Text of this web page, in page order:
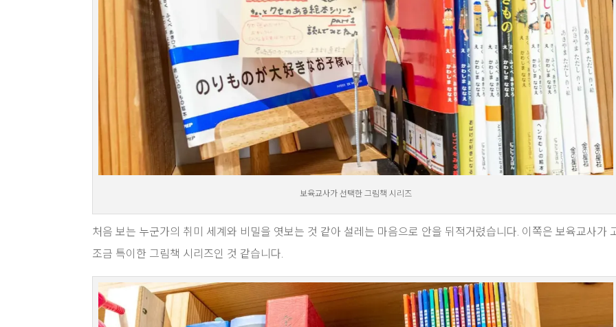
보육교사가 선택한 그림책 시리즈
처음 보는 누군가의 취미 세계와 비밀을 엿보는 것 같아 설레는 마음으로 안을 뒤적거렸습니다. 이쪽은 보육교사가
조금 특이한 그림책 시리즈인 것 같습니다.